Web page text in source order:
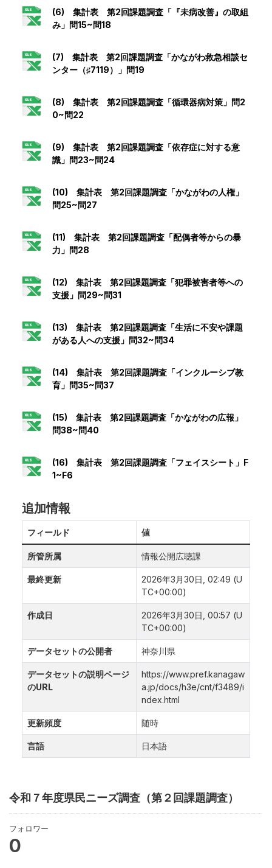
令和７年度県民ニーズ調査（第２回課題調査）
フォロワー
0
(6) 集計表 第2回課題調査「『未病改善』の取組
み」問15~問18
(7) 集計表 第2回課題調査「かながわ救急相談セ
ンター（♯7119）」問19
(8) 集計表 第2回課題調査「循環器病対策」問2
0~問22
(9) 集計表 第2回課題調査「依存症に対する意
識」問23~問24
(10) 集計表 第2回課題調査「かながわの人権」
問25~問27
(11) 集計表 第2回課題調査「配偶者等からの暴
力」問28
(12) 集計表 第2回課題調査「犯罪被害者等への
支援」問29~問31
(13) 集計表 第2回課題調査「生活に不安や課題
がある人への支援」問32~問34
(14) 集計表 第2回課題調査「インクルーシブ教
育」問35~問37
(15) 集計表 第2回課題調査「かながわの広報」
問38~問40
(16) 集計表 第2回課題調査「フェイスシート」F
1~F6
追加情報
フィールド 値
所管所属 情報公開広聴課
最終更新
2026年3月30日, 02:49 (U
TC+00:00)
作成日
2026年3月30日, 00:57 (U
TC+00:00)
データセットの公開者 神奈川県
データセットの説明ページ
のURL
https://www.pref.kanagaw
a.jp/docs/h3e/cnt/f3489/i
ndex.html
更新頻度 随時
言語 日本語